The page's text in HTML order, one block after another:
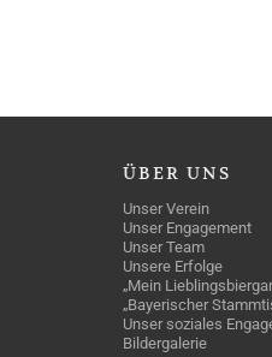
ÜBER UNS
Unser Verein
Unser Engagement
Unser Team
Unsere Erfolge
„Mein
„Bayerischer
Unser soziales
Bildergalerie